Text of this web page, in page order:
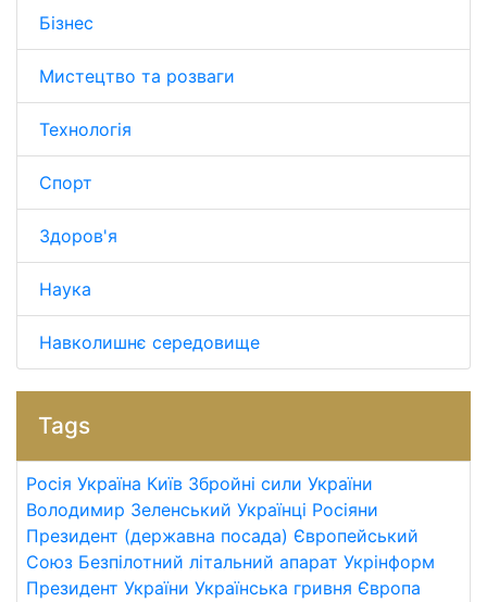
Бізнес
Мистецтво та розваги
Технологія
Спорт
Здоров'я
Наука
Навколишнє середовище
Tags
Росія Україна Київ Збройні сили України
Володимир Зеленський Українці Росіяни
Президент (державна посада) Європейський
Союз Безпілотний літальний апарат Укрінформ
Президент України Українська гривня Європа